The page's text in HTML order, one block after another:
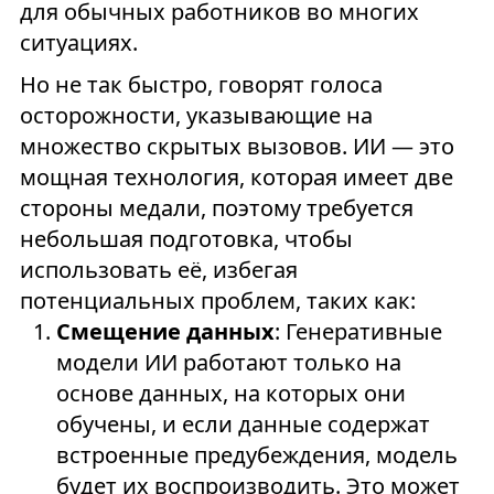
для обычных работников во многих
ситуациях.
Но не так быстро, говорят голоса
осторожности, указывающие на
множество скрытых вызовов. ИИ — это
мощная технология, которая имеет две
стороны медали, поэтому требуется
небольшая подготовка, чтобы
использовать её, избегая
потенциальных проблем, таких как:
Смещение данных: Генеративные
модели ИИ работают только на
основе данных, на которых они
обучены, и если данные содержат
встроенные предубеждения, модель
будет их воспроизводить. Это может